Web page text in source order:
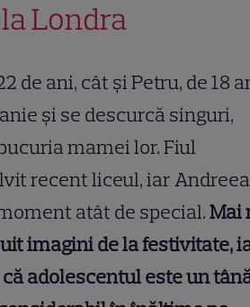
Londra
de ani, cât și Petru, de 18
și se descurcă singuri,
mamei lor. Fiul
recent liceul, iar
atât de special.Mai
imagini de la festivitate,
adolescentul este un